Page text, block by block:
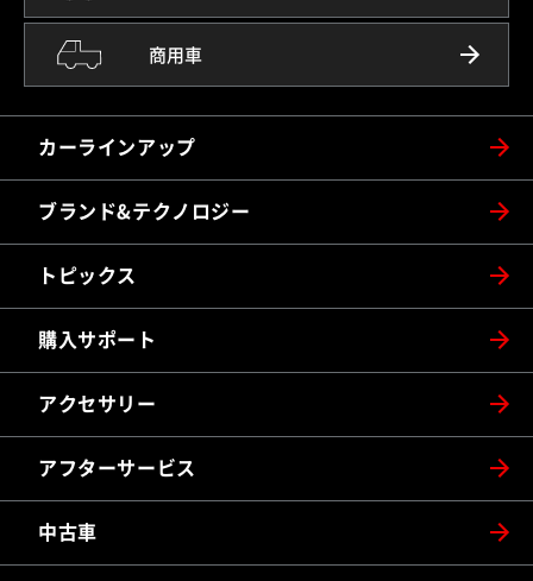
カーラインアップ
商用車
ブランド&テクノロジー
トピックス
購入サポート
アクセサリー
アフターサービス
中古車